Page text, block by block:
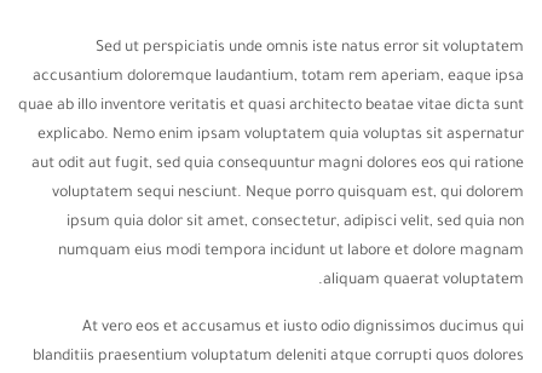
Sed ut perspiciatis unde omnis iste natus error sit voluptatem
accusantium doloremque laudantium, totam rem aperiam, eaque ipsa
quae ab illo inventore veritatis et quasi architecto beatae vitae dicta sunt
explicabo. Nemo enim ipsam voluptatem quia voluptas sit aspernatur
aut odit aut fugit, sed quia consequuntur magni dolores eos qui ratione
voluptatem sequi nesciunt. Neque porro quisquam est, qui dolorem
ipsum quia dolor sit amet, consectetur, adipisci velit, sed quia non
numquam eius modi tempora incidunt ut labore et dolore magnam
aliquam quaerat voluptatem.
At vero eos et accusamus et iusto odio dignissimos ducimus qui
blanditiis praesentium voluptatum deleniti atque corrupti quos dolores